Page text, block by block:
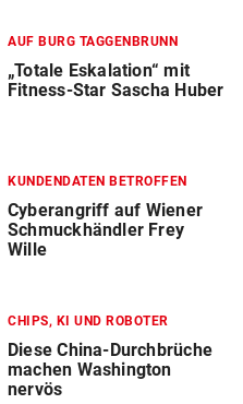
AUF BURG TAGGENBRUNN
„Totale Eskalation“ mit
Fitness-Star Sascha Huber
KUNDENDATEN BETROFFEN
Cyberangriff auf Wiener
Schmuckhändler Frey
Wille
CHIPS, KI UND ROBOTER
Diese China-Durchbrüche
machen Washington
nervös